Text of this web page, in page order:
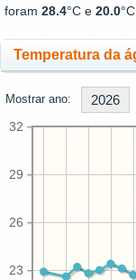
foram 28.4°C e 20.0
Temperatura da
Mostrar ano: 2026
23
26
29
32